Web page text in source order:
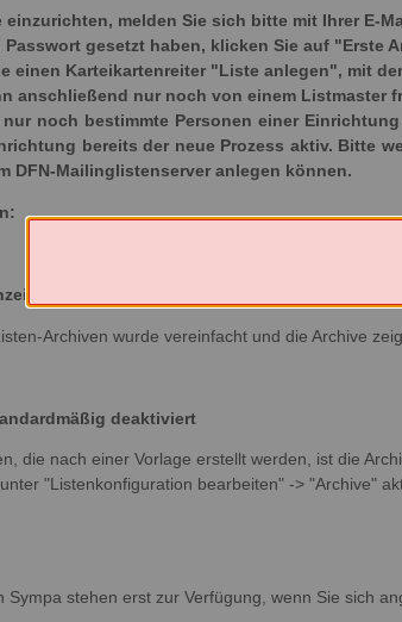
einzurichten, melden Sie sich bitte mit Ihrer E-
Passwort gesetzt haben, klicken Sie auf
einen Karteikartenreiter "Liste anlegen", mit
anschließend nur noch von einem Listmaster
nur noch bestimmte Personen einer
bereits der neue Prozess aktiv. Bitte
DFN-Mailinglistenserver anlegen können.
der Archive
Archiven wurde vereinfacht und die Archive
deaktiviert
die nach einer Vorlage erstellt werden, ist die
"Listenkonfiguration bearbeiten" -> "Archive"
Sympa stehen erst zur Verfügung, wenn Sie sich